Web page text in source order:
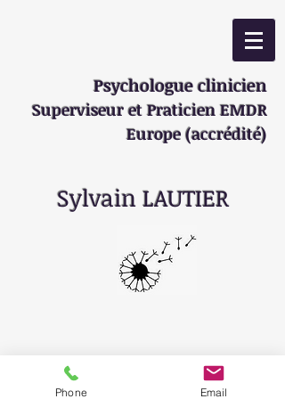
Psychologue clinicien
Superviseur et Praticien EMDR
Europe (accrédité)
Sylvain LAUTIER
Phone Email